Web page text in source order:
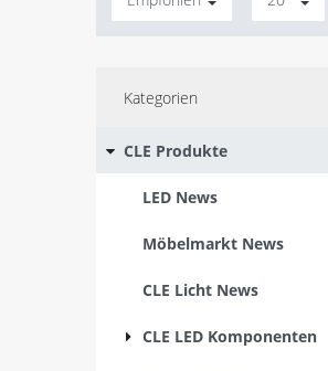
Kategorien
CLE Produkte
LED News
Möbelmarkt News
CLE Licht News
CLE LED Komponenten